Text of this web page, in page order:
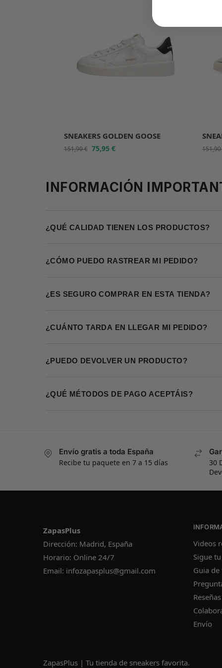
SNEAKERS GOLDEN GOOSE
151,90€ 75,95 € 151,90
INFORMACIÓN
¿QUÉ CALIDAD TIENEN LOS PRODUCTOS?
¿CÓMO PUEDO RASTREAR MI PEDIDO?
¿ES SEGURO COMPRAR EN ESTA TIENDA?
¿CUÁNTO TARDA EN LLEGAR MI PEDIDO?
¿PUEDO DEVOLVER UN PRODUCTO?
¿QUÉ MÉTODOS DE PAGO ACEPTÁIS?
Envío gratis a toda España
Recibe tu paquete en 7 a 15 días
30
ZapasPlus
Dirección: Madrid, España
Horario: Online 24/7
Email: infozapasplus@gmail.com
Videos
Sigue
Guia de
Envío
ZapasPlus | Tu tienda de sneakers favorita.